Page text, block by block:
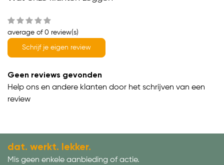
average of 0 review(s)
Schrijf je eigen review
Geen reviews gevonden
Help ons en andere klanten door het schrijven van een
review
dat. werkt. lekker.
Mis geen enkele aanbieding of actie.